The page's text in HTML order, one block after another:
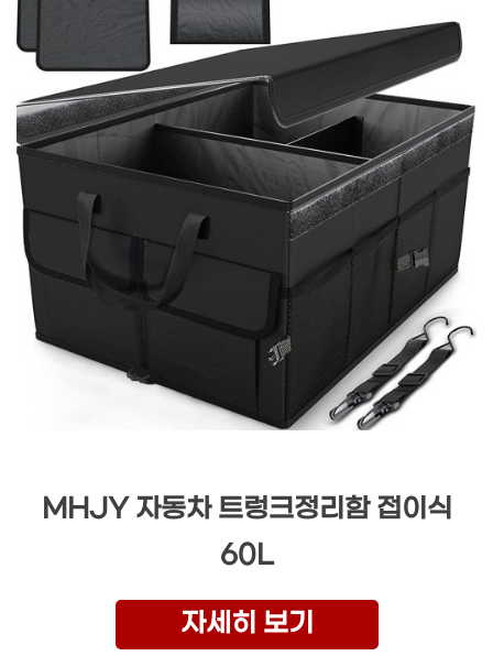
MHJY 자동차 트렁크정리함 접이식
60L
자세히 보기